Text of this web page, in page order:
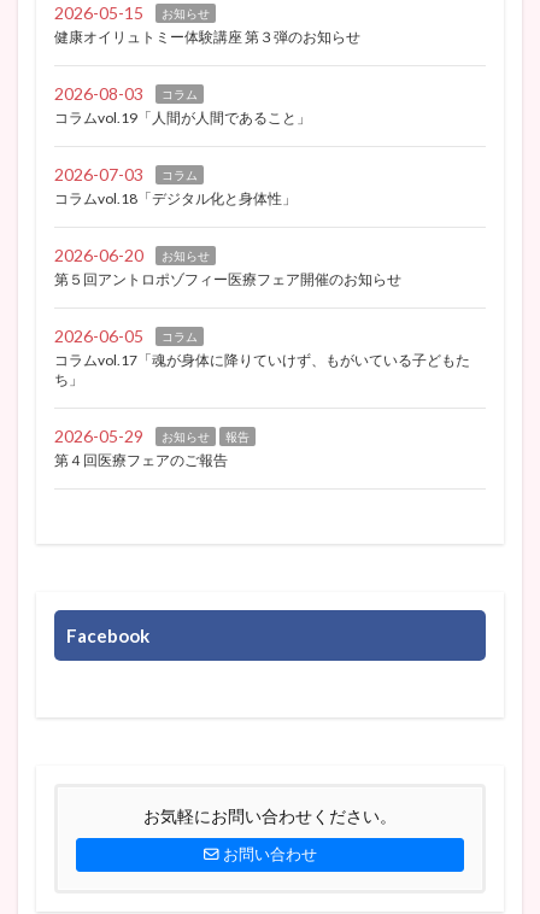
2026-05-15 お知らせ
健康オイリュトミー体験講座 第３弾のお知らせ
2026-08-03 コラム
コラムvol.19「人間が人間であること」
2026-07-03 コラム
コラムvol.18「デジタル化と身体性」
2026-06-20 お知らせ
第５回アントロポゾフィー医療フェア開催のお知らせ
2026-06-05 コラム
コラムvol.17「魂が身体に降りていけず、もがいている子どもた
ち」
2026-05-29 お知らせ 報告
第４回医療フェアのご報告
Facebook
お気軽にお問い合わせください。
お問い合わせ